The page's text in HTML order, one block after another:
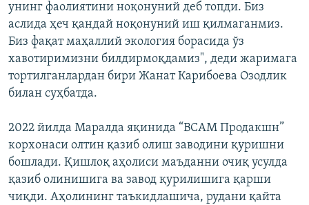
унинг фаолиятини ноқонуний деб топди. Биз
аслида ҳеч қандай ноқонуний иш қилмаганмиз.
Биз фақат маҳаллий экология борасида ўз
хавотиримизни билдирмоқдамиз", деди жаримага
тортилганлардан бири Жанат Карибоева Озодлик
билан суҳбатда.
2022 йилда Маралда яқинида “ВСАМ Продакшн”
корхонаси олтин қазиб олиш заводини қуришни
бошлади. Қишлоқ аҳолиси маъданни очиқ усулда
қазиб олинишига ва завод қурилишига қарши
чиқди. Аҳолининг таъкидлашича, рудани қайта